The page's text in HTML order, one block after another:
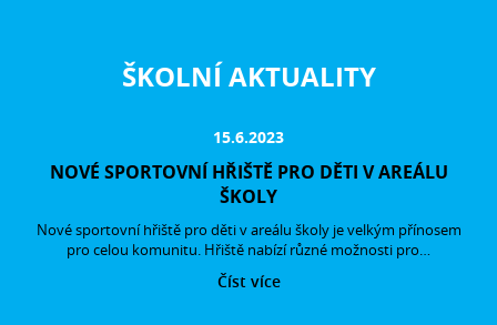
ŠKOLNÍ AKTUALITY
15.6.2023
NOVÉ SPORTOVNÍ HŘIŠTĚ PRO DĚTI V AREÁLU
ŠKOLY
Nové sportovní hřiště pro děti v areálu školy je velkým přínosem
pro celou komunitu. Hřiště nabízí různé možnosti pro…
Číst více